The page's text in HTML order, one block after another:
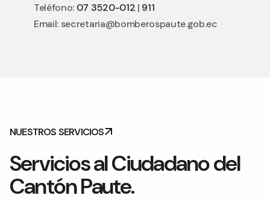
Teléfono: 07 3520-012 | 911
Email: secretaria@bomberospaute.gob.ec
NUESTROS SERVICIOS
Servicios al Ciudadano del
Cantón Paute.